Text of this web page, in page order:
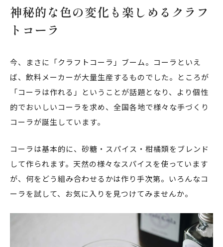
ログイン
会員登録
特定商取引法表示
プライバシーポリシー
神秘的な色の変化も楽しめるクラフ
トコーラ
今、まさに「クラフトコーラ」ブーム。コーラといえ
ば、飲料メーカーが大量生産するものでした。ところが
「コーラは作れる」ということが話題となり、より個性
的でおいしいコーラを求め、全国各地で様々な手づくり
コーラが誕生しています。
コーラは基本的に、砂糖・スパイス・柑橘類をブレンド
して作られます。天然の様々なスパイスを使っています
が、何をどう組み合わせるかは作り手次第。いろんなコ
ーラを試して、お気に入りを見つけてみませんか。